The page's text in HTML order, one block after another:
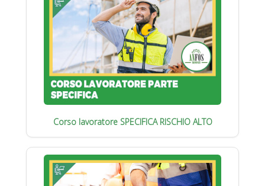
Corso lavoratore SPECIFICA RISCHIO ALTO